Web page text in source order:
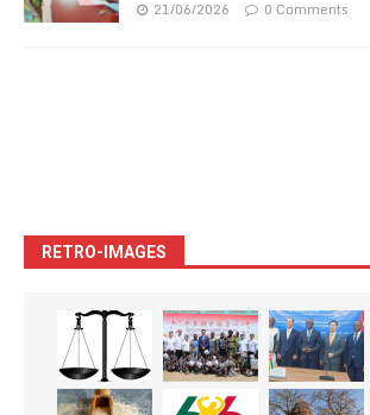
21/06/2026 0 Comments
RETRO-IMAGES